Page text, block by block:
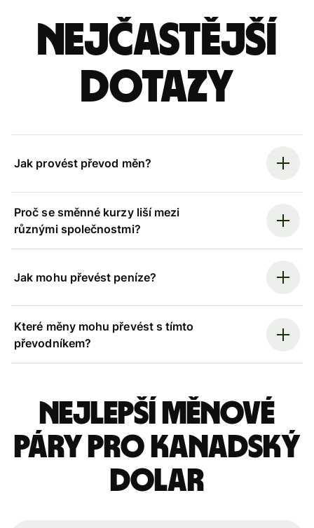
Nejčastější
dotazy
Jak provést převod měn?
Proč se směnné kurzy liší mezi
různými společnostmi?
Jak mohu převést peníze?
Které měny mohu převést s tímto
převodníkem?
Nejlepší měnové
páry pro kanadský
dolar